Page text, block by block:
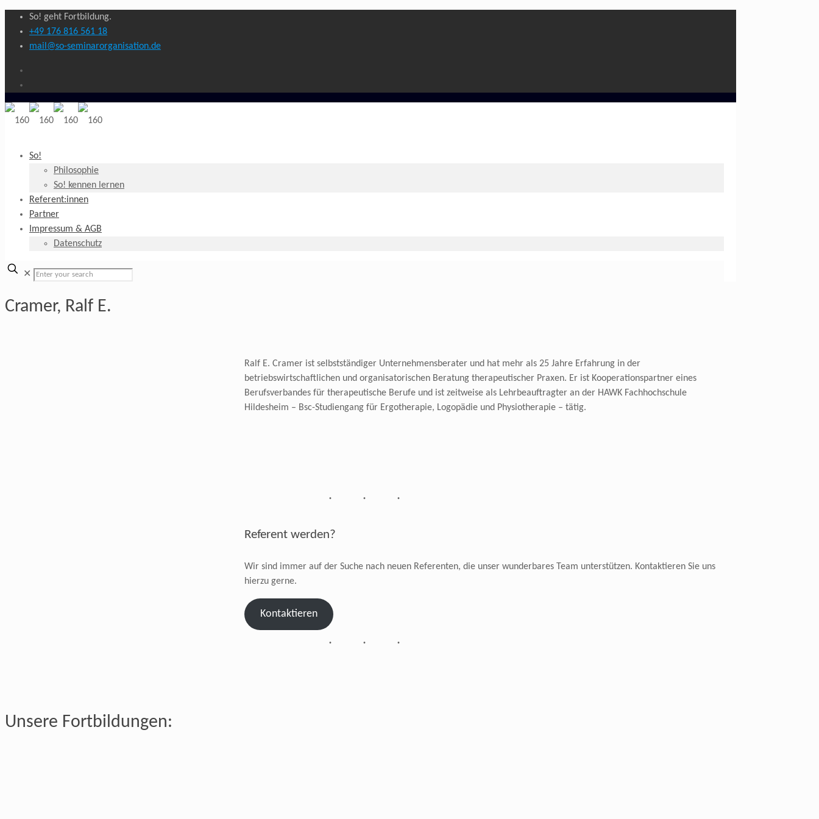
So! geht Fortbildung.
+49 176 816 561 18
mail@so-seminarorganisation.de
So!
Philosophie
So! kennen lernen
Referent:innen
Partner
Impressum & AGB
Datenschutz
✕
Cramer, Ralf E.
Ralf E. Cramer ist selbstständiger Unternehmensberater und hat mehr als 25 Jahre Erfahrung in der
betriebswirtschaftlichen und organisatorischen Beratung therapeutischer Praxen. Er ist Kooperationspartner eines
Berufsverbandes für therapeutische Berufe und ist zeitweise als Lehrbeauftragter an der HAWK Fachhochschule
Hildesheim – Bsc-Studiengang für Ergotherapie, Logopädie und Physiotherapie – tätig.
Referent werden?
Wir sind immer auf der Suche nach neuen Referenten, die unser wunderbares Team unterstützen. Kontaktieren Sie uns
hierzu gerne.
Kontaktieren
Unsere Fortbildungen: